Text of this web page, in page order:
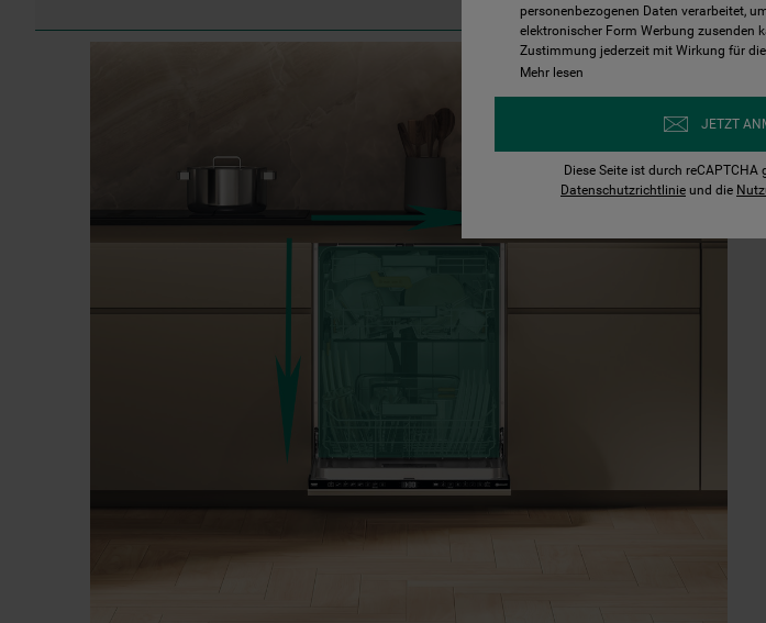
personenbezogenen Daten verarbeitet,
elektronischer Form Werbung zusenden
Zustimmung jederzeit mit Wirkung für
Mehr lesen
JETZT
Diese Seite ist durch
Datenschutzrichtlinie und die